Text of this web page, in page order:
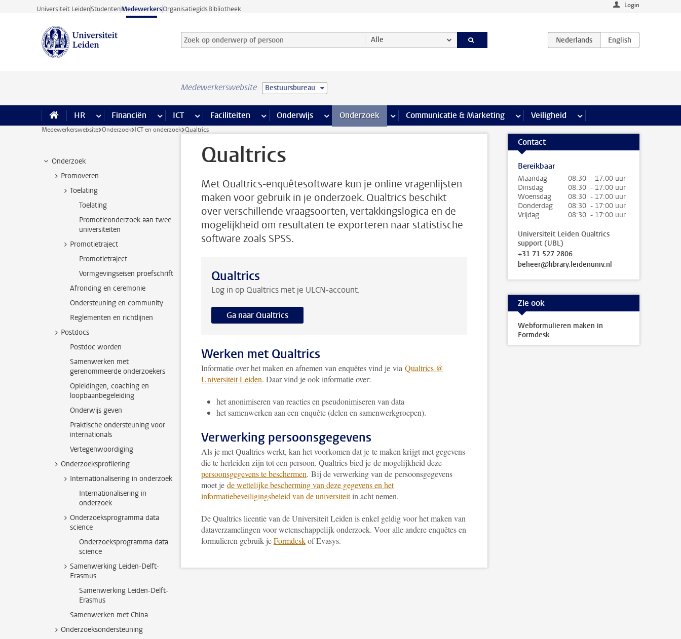
Ga direct naar de inhoud
Universiteit LeidenStudentenMedewerkersOrganisatiegidsBibliotheek Login
Zoek op onderwerp of persoon en selecteer categorie
Zoekterm Alle
Medewerkerswebsite Bestuursbureau
HR meer HR pagina’s
Financiën meer Financiën pagina’s
ICT meer ICT pagina’s
Faciliteiten meer Faciliteiten pagina’s
Onderwijs meer Onderwijs pagina’s
Onderzoek meer Onderzoek pagina’s
Communicatie & Marketing meer Communicatie & Marketing pagina’s
Veiligheid meer Veiligheid pagina’s
Medewerkerswebsite Onderzoek ICT en onderzoek Qualtrics
Onderzoek
Promoveren
Toelating
Toelating
Promotieonderzoek aan twee
universiteiten
Promotietraject
Promotietraject
Vormgevingseisen proefschrift
Afronding en ceremonie
Ondersteuning en community
Reglementen en richtlijnen
Postdocs
Postdoc worden
Samenwerken met
gerenommeerde onderzoekers
Opleidingen, coaching en
loopbaanbegeleiding
Onderwijs geven
Praktische ondersteuning voor
internationals
Vertegenwoordiging
Onderzoeksprofilering
Internationalisering in onderzoek
Internationalisering in
onderzoek
Onderzoeksprogramma data
science
Onderzoeksprogramma data
science
Samenwerking Leiden-Delft-
Erasmus
Samenwerking Leiden-Delft-
Erasmus
Samenwerken met China
Onderzoeksondersteuning
Qualtrics
Met Qualtrics-enquêtesoftware kun je online vragenlijsten
maken voor gebruik in je onderzoek. Qualtrics beschikt
over verschillende vraagsoorten, vertakkingslogica en de
mogelijkheid om resultaten te exporteren naar statistische
software zoals SPSS.
Qualtrics
Log in op Qualtrics met je ULCN-account.
Ga naar Qualtrics
Werken met Qualtrics
Informatie over het maken en afnemen van enquêtes vind je via Qualtrics @
Universiteit Leiden. Daar vind je ook informatie over:
het anonimiseren van reacties en pseudonimiseren van data
het samenwerken aan een enquête (delen en samenwerkgroepen).
Verwerking persoonsgegevens
Als je met Qualtrics werkt, kan het voorkomen dat je te maken krijgt met gegevens
die te herleiden zijn tot een persoon. Qualtrics bied je de mogelijkheid deze
persoonsgegevens te beschermen. Bij de verwerking van de persoonsgegevens
moet je de wettelijke bescherming van deze gegevens en het
informatiebeveiligingsbeleid van de universiteitin acht nemen.
De Qualtrics licentie van de Universiteit Leiden is enkel geldig voor het maken van
dataverzamelingen voor wetenschappelijk onderzoek. Voor alle andere enquêtes en
formulieren gebruik jeFormdeskof Evasys.
Contact
Bereikbaar
Maandag
08:30 - 17:00 uur
Dinsdag
08:30 - 17:00 uur
Woensdag
08:30 - 17:00 uur
Donderdag
08:30 - 17:00 uur
Vrijdag
08:30 - 17:00 uur
Universiteit Leiden Qualtrics
support (UBL)
+31 71 527 2806
beheer@library.leidenuniv.nl
Zie ook
Webformulieren maken in
Formdesk